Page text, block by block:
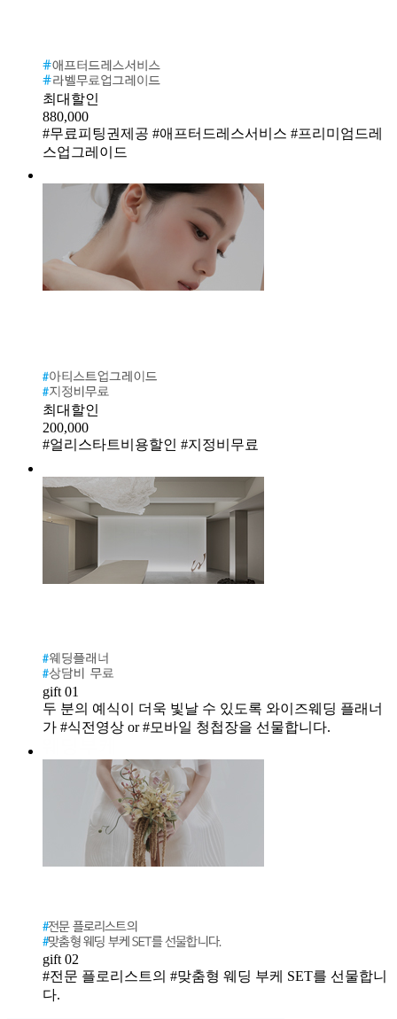
최대할인
880,000
#무료피팅권제공 #애프터드레스서비스 #프리미엄드레
스업그레이드
최대할인
200,000
#얼리스타트비용할인 #지정비무료
gift 01
두 분의 예식이 더욱 빛날 수 있도록 와이즈웨딩 플래너
가 #식전영상 or #모바일 청첩장을 선물합니다.
gift 02
#전문 플로리스트의 #맞춤형 웨딩 부케 SET를 선물합니
다.